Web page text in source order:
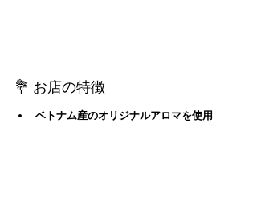
💐 お店の特徴
ベトナム産のオリジナルアロマを使用